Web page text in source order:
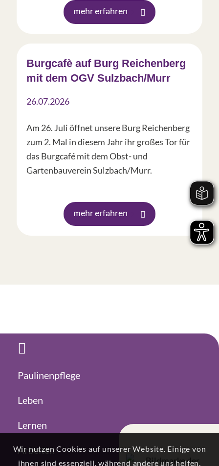
mehr erfahren
Burgcafè auf Burg Reichenberg
mit dem OGV Sulzbach/Murr
26.07.2026
Am 26. Juli öffnet unsere Burg Reichenberg
zum 2. Mal in diesem Jahr ihr großes Tor für
das Burgcafé mit dem Obst- und
Gartenbauverein Sulzbach/Murr.
mehr erfahren
Paulinenpflege
Leben
Lernen
Arbeiten
Wir nutzen Cookies auf unserer Website. Einige von
ihnen sind essenziell, während andere uns helfen,